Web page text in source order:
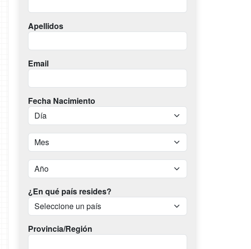
Apellidos
Email
Fecha Nacimiento
¿En qué país resides?
Provincia/Región